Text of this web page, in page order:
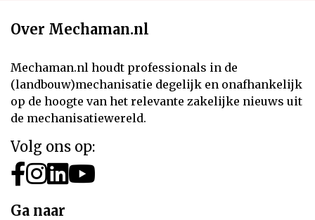
Over Mechaman.nl
Mechaman.nl houdt professionals in de
(landbouw)mechanisatie degelijk en onafhankelijk
op de hoogte van het relevante zakelijke nieuws uit
de mechanisatiewereld.
Volg ons op:
Ga naar